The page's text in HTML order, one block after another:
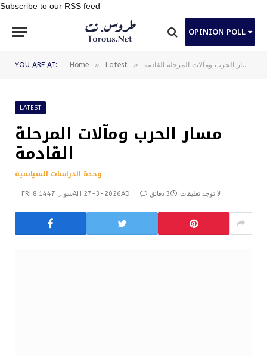
Subscribe to our RSS feed
OPINION POLL
YOU ARE AT: Home » Latest » مسار الحرب ومآلات المرحلة القادمة
LATEST
مسار الحرب ومآلات المرحلة
القادمة
وحدة الدراسات السياسية
FRI 8 شوال 1447AH 27-3-2026AD لا توجد تعليقات 3 دقائق